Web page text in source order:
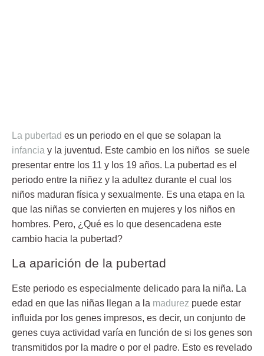
La pubertad es un periodo en el que se solapan la
infancia y la juventud. Este cambio en los niños se suele
presentar entre los 11 y los 19 años. La pubertad es el
periodo entre la niñez y la adultez durante el cual los
niños maduran física y sexualmente. Es una etapa en la
que las niñas se convierten en mujeres y los niños en
hombres. Pero, ¿Qué es lo que desencadena este
cambio hacia la pubertad?
La aparición de la pubertad
Este periodo es especialmente delicado para la niña. La
edad en que las niñas llegan a la madurez puede estar
influida por los genes impresos, es decir, un conjunto de
genes cuya actividad varía en función de si los genes son
transmitidos por la madre o por el padre. Esto es revelado